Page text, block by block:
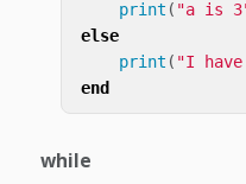
print ( "a is
else
print ( "I
end
while